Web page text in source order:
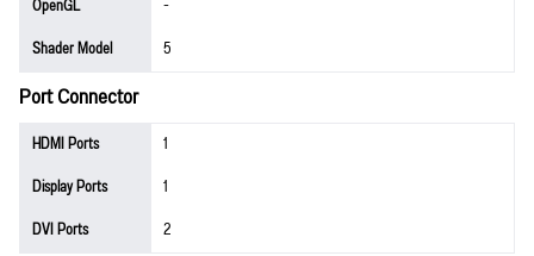
OpenGL
-
Shader Model
5
Port Connector
HDMI Ports
1
Display Ports
1
DVI Ports
2